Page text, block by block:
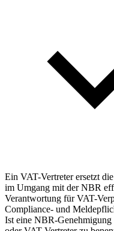
Ein VAT-Vertreter ersetzt
im Umgang mit der NBR
Verantwortung für VAT-
Compliance- und
Ist eine NBR-Genehmigung